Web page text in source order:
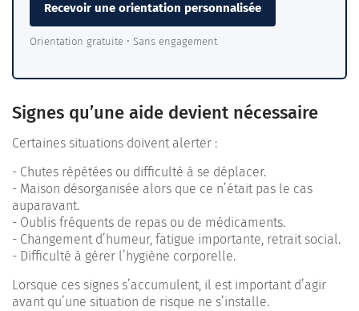
Recevoir une orientation personnalisée
Orientation gratuite • Sans engagement
Signes qu’une aide devient nécessaire
Certaines situations doivent alerter :
- Chutes répétées ou difficulté à se déplacer.
- Maison désorganisée alors que ce n’était pas le cas
auparavant.
- Oublis fréquents de repas ou de médicaments.
- Changement d’humeur, fatigue importante, retrait social.
- Difficulté à gérer l’hygiène corporelle.
Lorsque ces signes s’accumulent, il est important d’agir
avant qu’une situation de risque ne s’installe.